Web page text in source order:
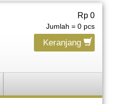
Rp 0
Jumlah = 0pcs
Keranjang